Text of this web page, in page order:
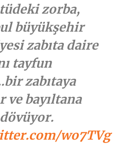
zorba,
büyükşehir
zabıta daire
tayfun
zabıtaya
ve bayıltana
wo7TVg